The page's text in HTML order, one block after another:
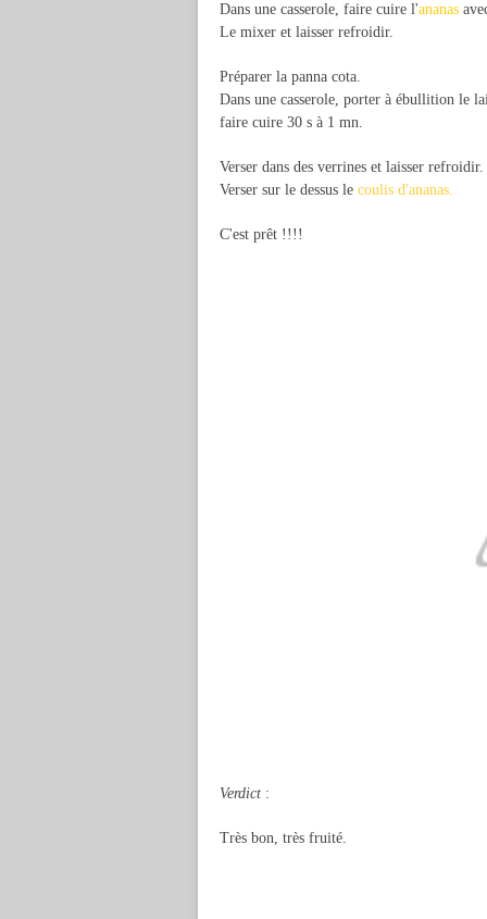
Dans une casserole, faire cuire l'ananas
Le mixer et laisser refroidir.
Préparer la panna cota.
Dans une casserole, porter à ébullition le
faire cuire 30 s à 1 mn.
Verser dans des verrines et laisser refroidir.
Verser sur le dessus le coulis d'ananas.
C'est prêt !!!!
Verdict :
Très bon, très fruité.